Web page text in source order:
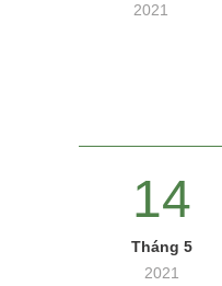
2021
14
Tháng 5
2021